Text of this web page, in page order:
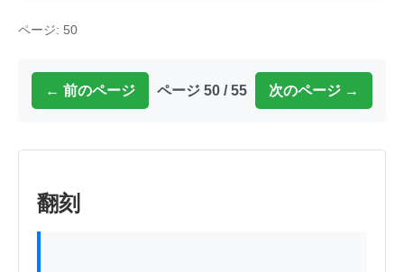
ページ: 50
← 前のページ ページ 50 / 55 次のページ →
翻刻